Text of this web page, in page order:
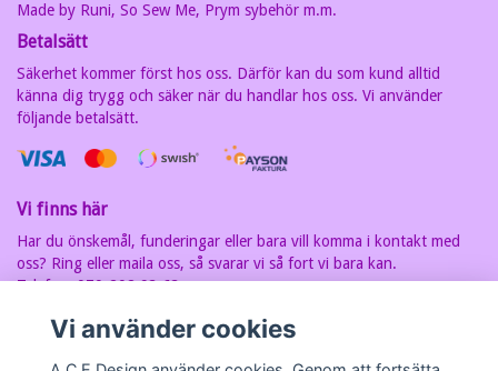
Made by Runi, So Sew Me, Prym sybehör m.m.
Betalsätt
Säkerhet kommer först hos oss. Därför kan du som kund alltid
känna dig trygg och säker när du handlar hos oss. Vi använder
följande betalsätt.
Vi finns här
Har du önskemål, funderingar eller bara vill komma i kontakt med
oss? Ring eller maila oss, så svarar vi så fort vi bara kan.
Telefon: 070-202 93 63
7607030280
Vi använder cookies